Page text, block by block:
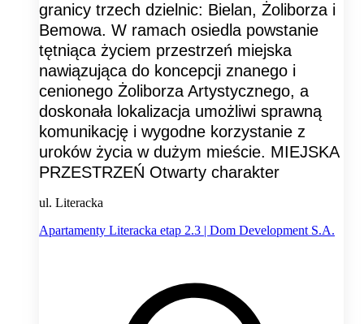
granicy trzech dzielnic: Bielan, Żoliborza i
Bemowa. W ramach osiedla powstanie
tętniąca życiem przestrzeń miejska
nawiązująca do koncepcji znanego i
cenionego Żoliborza Artystycznego, a
doskonała lokalizacja umożliwi sprawną
komunikację i wygodne korzystanie z
uroków życia w dużym mieście. MIEJSKA
PRZESTRZEŃ Otwarty charakter
ul. Literacka
Apartamenty Literacka etap 2.3 | Dom Development S.A.